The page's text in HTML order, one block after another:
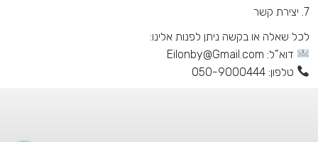
7. יצירת קשר
לכל שאלה או בקשה ניתן לפנות אלינו:
דוא”ל: Eilonby@Gmail.com
טלפון: 050-9000444